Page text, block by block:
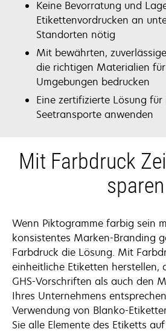
Keine Bevorratung und
Etikettenvordrucken an
Standorten nötig
Mit bewährten,
die richtigen Materialien
Umgebungen bedrucken
Eine zertifizierte Lösung
Seetransporte anwenden
Mit Farbdruck
sparen
Wenn Piktogramme farbig sein
konsistentes Marken-Branding
Farbdruck die Lösung. Mit
einheitliche Etiketten herstellen,
GHS-Vorschriften als auch den
Ihres Unternehmens
Verwendung von Blanko-
Sie alle Elemente des Etiketts